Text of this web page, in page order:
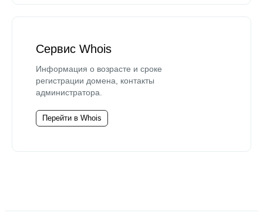
Сервис Whois
Информация о возрасте и сроке
регистрации домена, контакты
администратора.
Перейти в Whois